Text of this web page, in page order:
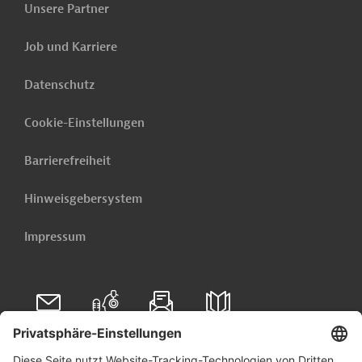
PRO202510211939260 (1)
(PDF; 644,9 KB)
PRO202510211939260 - Annex 2
PRO202510211939260 - Annex 3
Stromübertragung, -verteilung, Netze
Klimawandel
Finanzwesen, übergreifend
Unsere Partner
Job und Karriere
Datenschutz
Cookie-Einstellungen
Barrierefreiheit
Hinweisgebersystem
Impressum